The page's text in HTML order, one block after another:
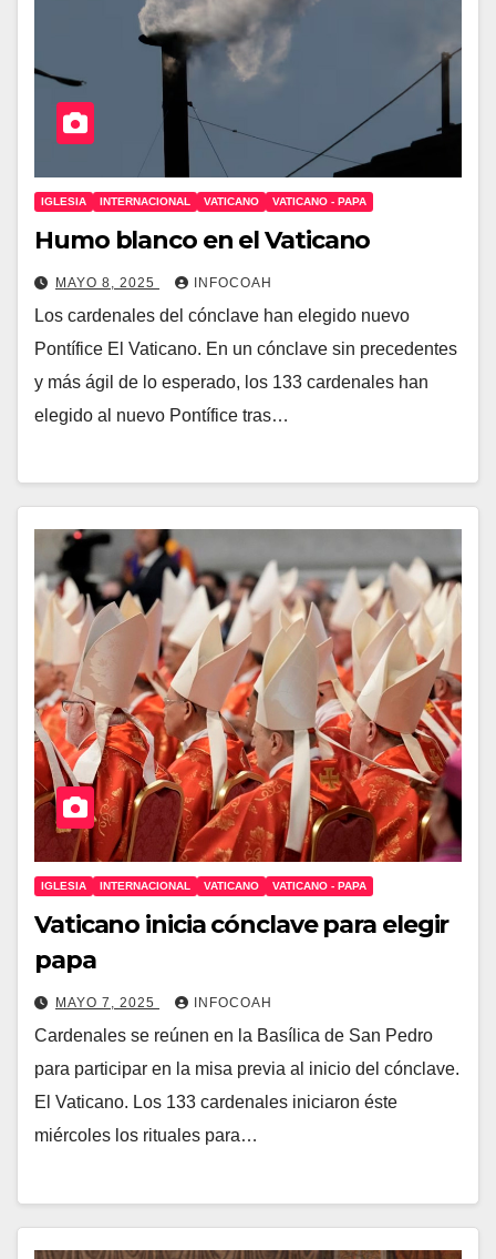
IGLESIA INTERNACIONAL VATICANO VATICANO - PAPA
Humo blanco en el Vaticano
MAYO 8, 2025 INFOCOAH
Los cardenales del cónclave han elegido nuevo
Pontífice El Vaticano. En un cónclave sin precedentes
y más ágil de lo esperado, los 133 cardenales han
elegido al nuevo Pontífice tras…
IGLESIA INTERNACIONAL VATICANO VATICANO - PAPA
Vaticano inicia cónclave para elegir
papa
MAYO 7, 2025 INFOCOAH
Cardenales se reúnen en la Basílica de San Pedro
para participar en la misa previa al inicio del cónclave.
El Vaticano. Los 133 cardenales iniciaron éste
miércoles los rituales para…